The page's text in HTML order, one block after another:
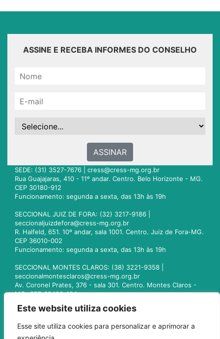
Este website utiliza cookies
Esse site utiliza cookies para personalizar e aprimorar a
ASSINE E RECEBA INFORMES DO CONSELHO
ASSINAR
SEDE: (31) 3527-7676 | cress@cress-mg.org.br
Rua Guajajaras, 410 - 11º andar. Centro. Belo Horizonte - MG.
CEP 30180-912
Funcionamento: segunda a sexta, das 13h às 19h
SECCIONAL JUIZ DE FORA: (32) 3217-9186 |
seccionaljuizdefora@cress-mg.org.br
R. Halfeld, 651. 10º andar, sala 1001. Centro. Juiz de Fora-MG.
CEP 36010-002
Funcionamento: segunda a sexta, das 13h às 19h
SECCIONAL MONTES CLAROS: (38) 3221-9358 |
seccionalmontesclaros@cress-mg.org.br
Av. Coronel Prates, 376 - sala 301. Centro. Montes Claros -
MG. CEP 39400-104
seccionaluberlandia@cress-mg.org.br